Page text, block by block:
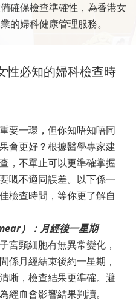
確保檢查準確性，為香港女
的婦科健康管理服務。
性必知的婦科檢查時
要一環，但你知唔知唔同
會更好？根據醫學專家建
，不單止可以更準確掌握
嘅不適同誤差。以下係一
檢查時間，等你更了解自
）：月經後一星期
宮頸細胞有無異常變化，
係月經結束後約一星期，
晰，檢查結果更準確。避
經血會影響結果判讀。